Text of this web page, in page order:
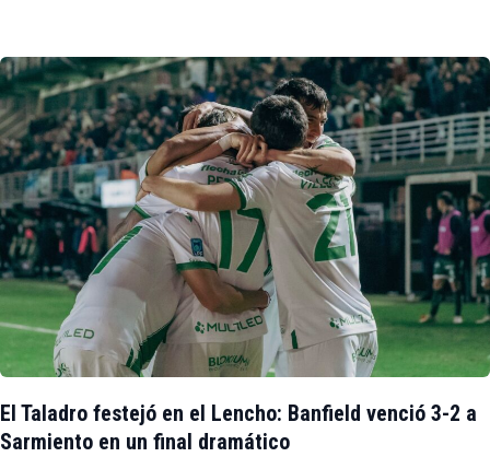
El Taladro festejó en el Lencho: Banfield venció 3-2 a
Sarmiento en un final dramático